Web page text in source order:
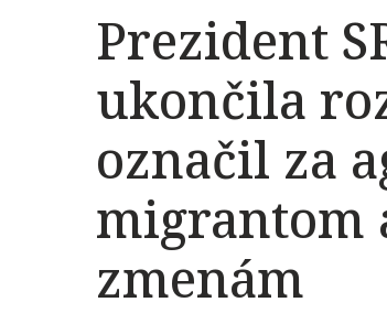
Prezident
ukončila
označil za
migrantom
zmenám